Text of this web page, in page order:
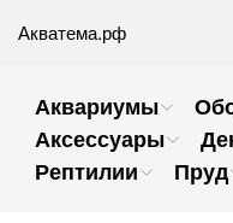
Акватема.рф
Аквариумы
Аксессуары
Рептилии
Пруд